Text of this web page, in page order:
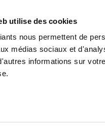
utilise des cookies
nous permettent de
médias sociaux et
informations sur